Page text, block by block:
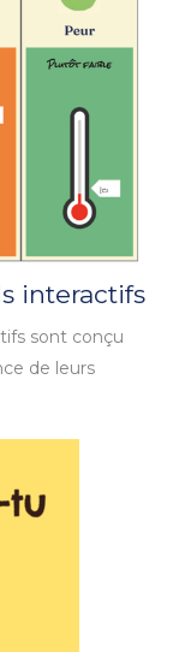
interactifs
sont conçu
de leurs